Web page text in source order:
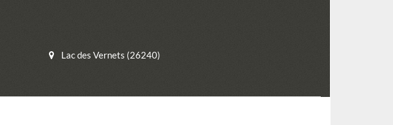
Lac des Vernets (26240)